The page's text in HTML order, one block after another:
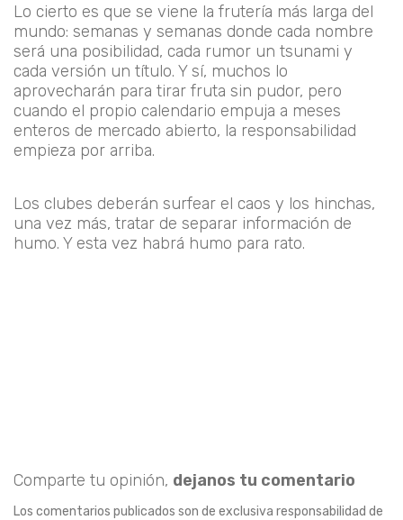
Lo cierto es que se viene la frutería más larga del
mundo: semanas y semanas donde cada nombre
será una posibilidad, cada rumor un tsunami y
cada versión un título. Y sí, muchos lo
aprovecharán para tirar fruta sin pudor, pero
cuando el propio calendario empuja a meses
enteros de mercado abierto, la responsabilidad
empieza por arriba.
Los clubes deberán surfear el caos y los hinchas,
una vez más, tratar de separar información de
humo. Y esta vez habrá humo para rato.
Comparte tu opinión, dejanos tu comentario
Los comentarios publicados son de exclusiva responsabilidad de